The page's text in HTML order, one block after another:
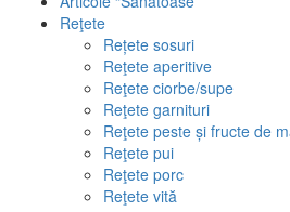
Reţete
Rețete sosuri
Reţete aperitive
Reţete ciorbe/supe
Reţete garnituri
Reţete peste și fructe de
Reţete pui
Reţete porc
Reţete vită